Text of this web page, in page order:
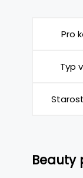
Pro
Typ
Beauty